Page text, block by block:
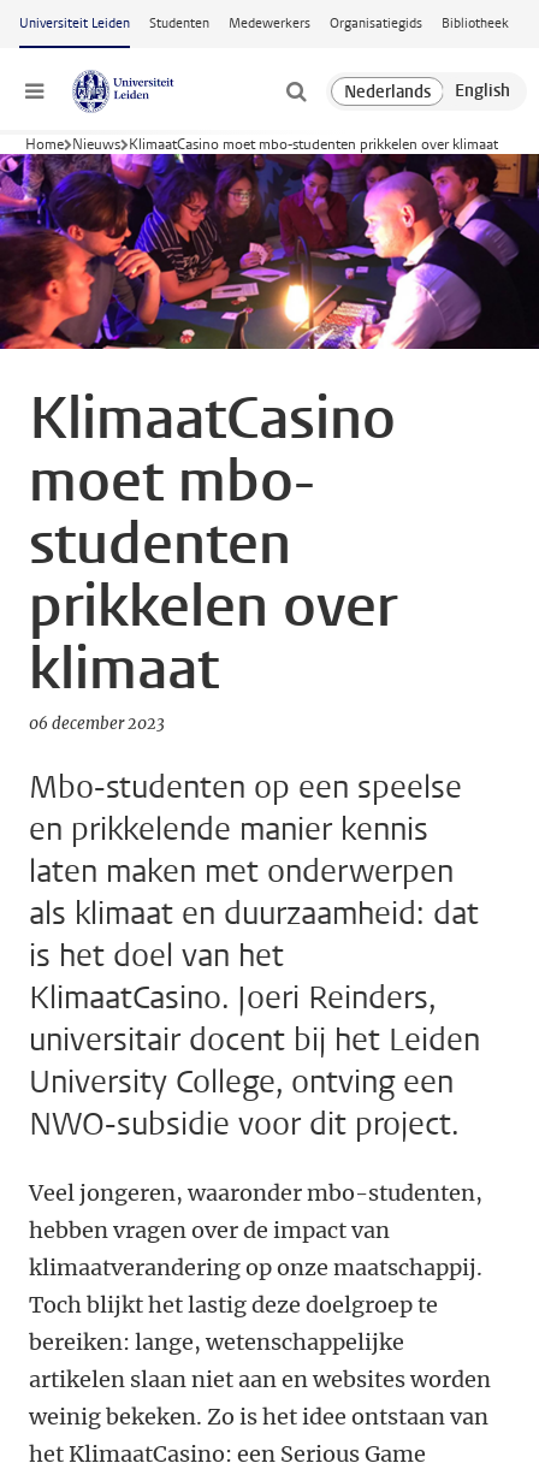
Ga naar hoofdinhoud
Universiteit Leiden Studenten Medewerkers Organisatiegids Bibliotheek
Menu
Home Nieuws KlimaatCasino moet mbo-studenten prikkelen over klimaat
KlimaatCasino
moet mbo-
studenten
prikkelen over
klimaat
06 december 2023
Mbo-studenten op een speelse
en prikkelende manier kennis
laten maken met onderwerpen
als klimaat en duurzaamheid: dat
is het doel van het
KlimaatCasino. Joeri Reinders,
universitair docent bij het Leiden
University College, ontving een
NWO-subsidie voor dit project.
Veel jongeren, waaronder mbo-studenten,
hebben vragen over de impact van
klimaatverandering op onze maatschappij.
Toch blijkt het lastig deze doelgroep te
bereiken: lange, wetenschappelijke
artikelen slaan niet aan en websites worden
weinig bekeken. Zo is het idee ontstaan van
het KlimaatCasino: een Serious Game